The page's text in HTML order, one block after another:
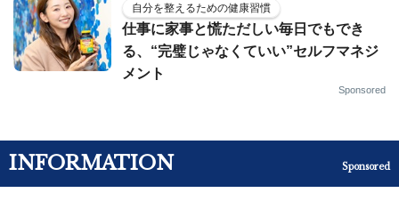
自分を整えるための健康習慣
仕事に家事と慌ただしい毎日でもでき
る、“完璧じゃなくていい”セルフマネジ
メント
Sponsored
INFORMATION Sponsored